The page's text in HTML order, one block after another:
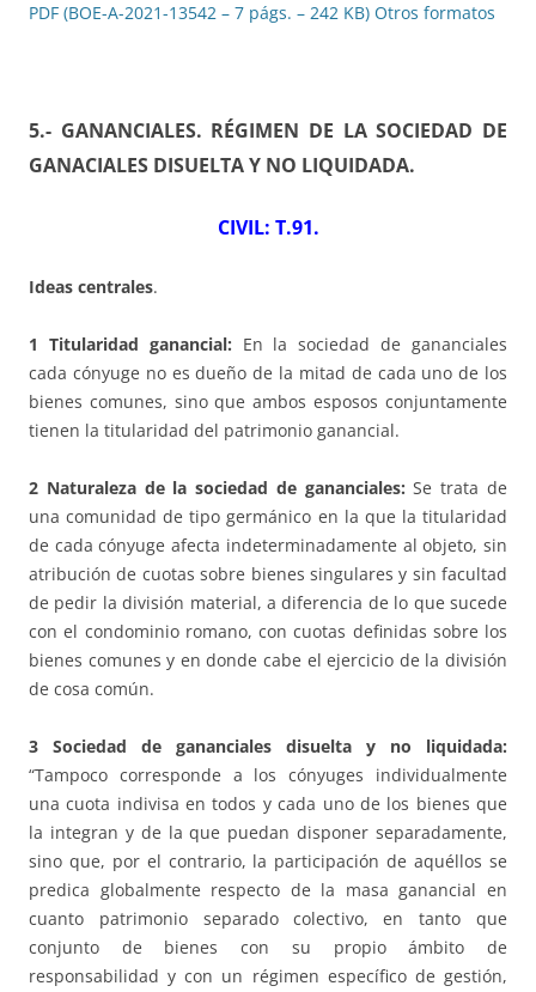
PDF (BOE-A-2021-13542 – 7 págs. – 242 KB) Otros formatos
5.- GANANCIALES. RÉGIMEN DE LA SOCIEDAD DE
GANACIALES DISUELTA Y NO LIQUIDADA.
CIVIL: T.91.
Ideas centrales.
1 Titularidad ganancial: En la sociedad de gananciales
cada cónyuge no es dueño de la mitad de cada uno de los
bienes comunes, sino que ambos esposos conjuntamente
tienen la titularidad del patrimonio ganancial.
2 Naturaleza de la sociedad de gananciales: Se trata de
una comunidad de tipo germánico en la que la titularidad
de cada cónyuge afecta indeterminadamente al objeto, sin
atribución de cuotas sobre bienes singulares y sin facultad
de pedir la división material, a diferencia de lo que sucede
con el condominio romano, con cuotas definidas sobre los
bienes comunes y en donde cabe el ejercicio de la división
de cosa común.
3 Sociedad de gananciales disuelta y no liquidada:
“Tampoco corresponde a los cónyuges individualmente
una cuota indivisa en todos y cada uno de los bienes que
la integran y de la que puedan disponer separadamente,
sino que, por el contrario, la participación de aquéllos se
predica globalmente respecto de la masa ganancial en
cuanto patrimonio separado colectivo, en tanto que
conjunto de bienes con su propio ámbito de
responsabilidad y con un régimen específico de gestión,